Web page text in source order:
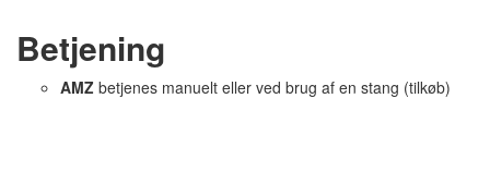
Betjening
AMZ betjenes manuelt eller ved brug af en stang (tilkøb)